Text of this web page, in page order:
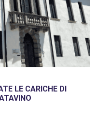
LE CARICHE DI